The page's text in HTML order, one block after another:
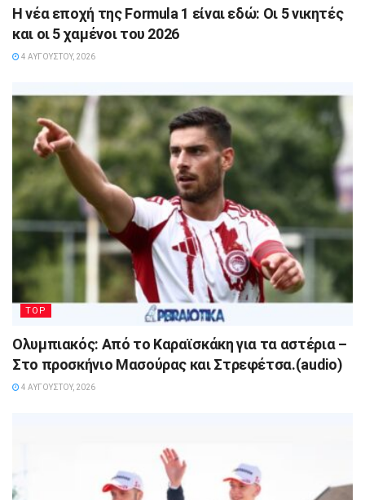
Η νέα εποχή της Formula 1 είναι εδώ: Οι 5 νικητές
και οι 5 χαμένοι του 2026
4 ΑΥΓΟΎΣΤΟΥ, 2026
TOP
Ολυμπιακός: Από το Καραϊσκάκη για τα αστέρια –
Στο προσκήνιο Μασούρας και Στρεφέτσα.(audio)
4 ΑΥΓΟΎΣΤΟΥ, 2026